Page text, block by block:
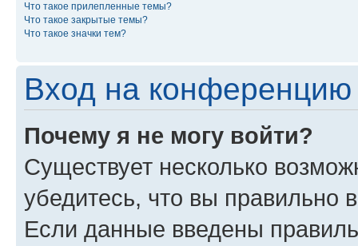
Что такое прилепленные темы?
Что такое закрытые темы?
Что такое значки тем?
Вход на конференцию
Почему я не могу войти?
Существует несколько
убедитесь, что вы правильно
Если данные введены